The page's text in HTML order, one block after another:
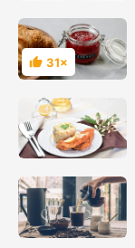
Hodnocení
31×